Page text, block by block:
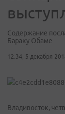
Содержание
Бараку Обаме
12:34, 5 декабря
Владивосток,